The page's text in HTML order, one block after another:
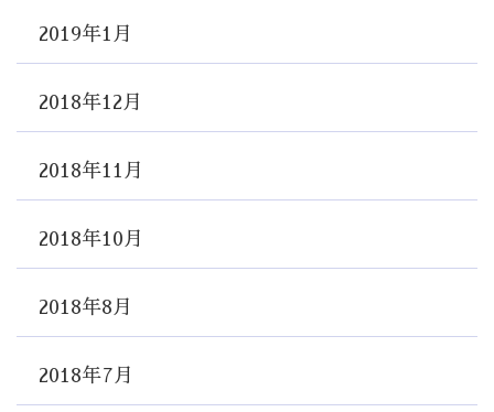
2019年1月
2018年12月
2018年11月
2018年10月
2018年8月
2018年7月